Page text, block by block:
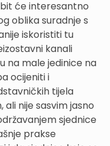
će interesantno
oblika suradnje s
iskoristiti tu
kanali
na male jedinice na
ocijeniti i
tijela
nije sasvim jasno
sjednice
prakse